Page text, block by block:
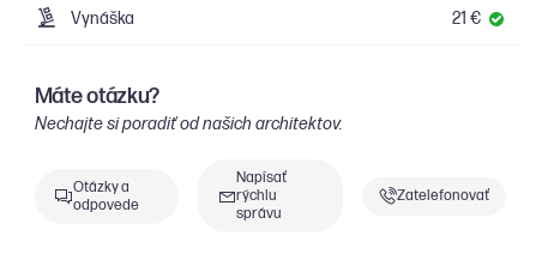
Vynáška 21 €
Máte otázku?
Nechajte si poradiť od našich architektov.
Otázky a
odpovede
Napísať
rýchlu
správu
Zatelefonovať